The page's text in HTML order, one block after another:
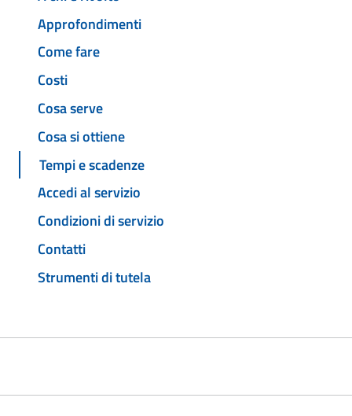
Approfondimenti
Come fare
Costi
Cosa serve
Cosa si ottiene
Tempi e scadenze
Accedi al servizio
Condizioni di servizio
Contatti
Strumenti di tutela